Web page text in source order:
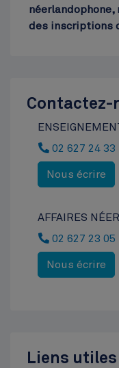
des inscriptions
Contactez-
02 627 24 33
Nous écrire
AFFAIRES
02 627 23 05
Nous écrire
Liens utiles